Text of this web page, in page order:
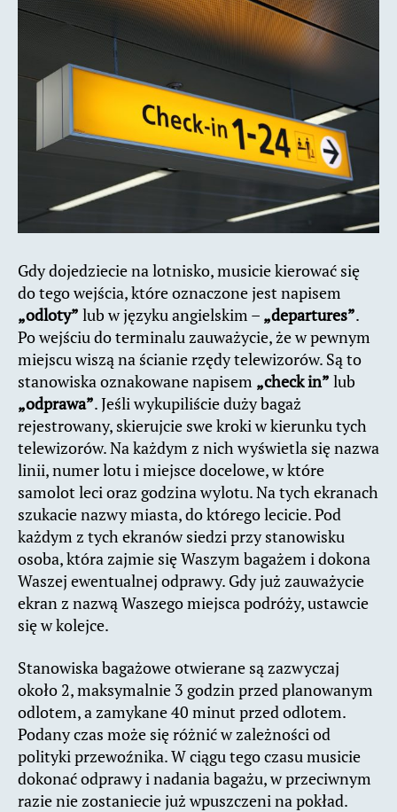
Gdy dojedziecie na lotnisko, musicie kierować się
do tego wejścia, które oznaczone jest napisem
„odloty” lub w języku angielskim – „departures”.
Po wejściu do terminalu zauważycie, że w pewnym
miejscu wiszą na ścianie rzędy telewizorów. Są to
stanowiska oznakowane napisem „check in” lub
„odprawa”. Jeśli wykupiliście duży bagaż
rejestrowany, skierujcie swe kroki w kierunku tych
telewizorów. Na każdym z nich wyświetla się nazwa
linii, numer lotu i miejsce docelowe, w które
samolot leci oraz godzina wylotu. Na tych ekranach
szukacie nazwy miasta, do którego lecicie. Pod
każdym z tych ekranów siedzi przy stanowisku
osoba, która zajmie się Waszym bagażem i dokona
Waszej ewentualnej odprawy. Gdy już zauważycie
ekran z nazwą Waszego miejsca podróży, ustawcie
się w kolejce.
Stanowiska bagażowe otwierane są zazwyczaj
około 2, maksymalnie 3 godzin przed planowanym
odlotem, a zamykane 40 minut przed odlotem.
Podany czas może się różnić w zależności od
polityki przewoźnika. W ciągu tego czasu musicie
dokonać odprawy i nadania bagażu, w przeciwnym
razie nie zostaniecie już wpuszczeni na pokład.